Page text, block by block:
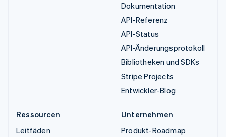
Dokumentation
API-Referenz
API-Status
API-Änderungsprotokoll
Bibliotheken und SDKs
Stripe Projects
Entwickler-Blog
Ressourcen
Leitfäden
Unternehmen
Produkt-Roadmap